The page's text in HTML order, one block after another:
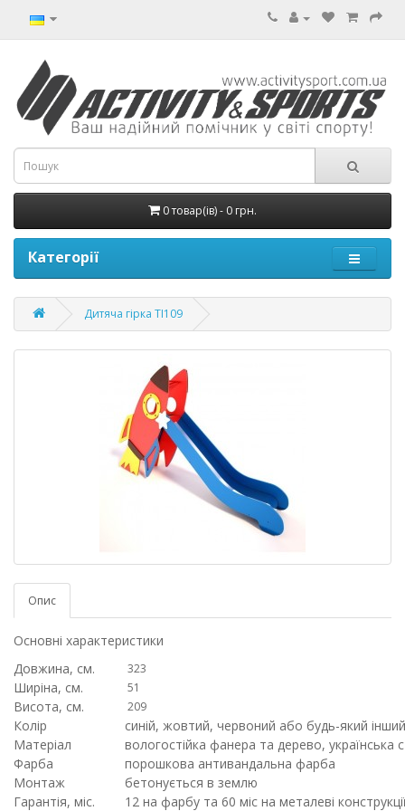
0 товар(ів) - 0 грн.
Категорії
Дитяча гірка ТІ109
Опис
Основні характеристики
Довжина, см.
323
Ширіна, см. 51
Висота, см. 209
Колір
синій, жовтий, червоний або будь-який
Матеріал
вологостійка фанера та дерево, українська
Фарба
порошкова антивандальна фарба
Монтаж
бетонується в землю
Гарантія, міс.
12 на фарбу та 60 міс на металеві